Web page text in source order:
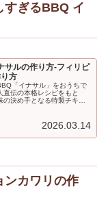
すぎるBBQ イ
サルの作り方-フィリピ
方
「イナサル」をおうちで
直伝の本格レシピをもと
の決め手となる特製チキン
戦してみてください。
2026.03.14
ンカワリの作